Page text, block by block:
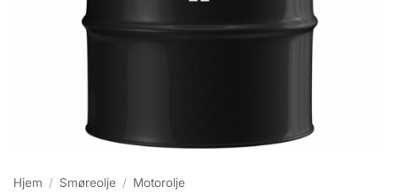
Hjem / Smøreolje / Motorolje